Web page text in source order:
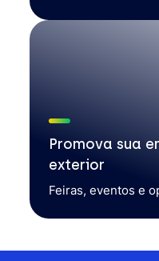
Promova sua
exterior
Feiras, eventos e